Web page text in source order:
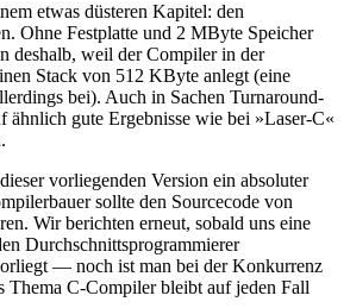
etwas düsteren Kapitel: den
Ohne Festplatte und 2 MByte Speicher
deshalb, weil der Compiler in der
Stack von 512 KByte anlegt (eine
bei). Auch in Sachen Turnaround-
ähnlich gute Ergebnisse wie bei »Laser-C«
vorliegenden Version ein absoluter
sollte den Sourcecode von
Wir berichten erneut, sobald uns eine
Durchschnittsprogrammierer
— noch ist man bei der Konkurrenz
Thema C-Compiler bleibt auf jeden Fall